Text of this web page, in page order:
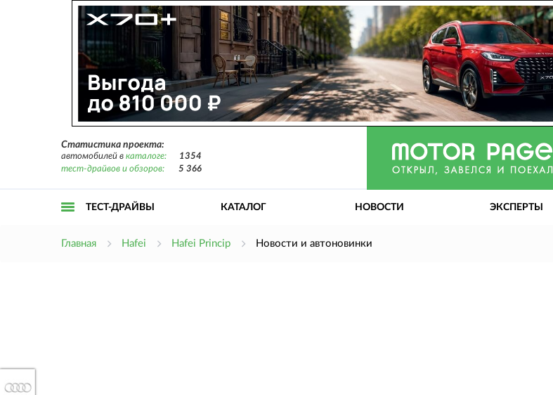
Статистика проекта:
автомобилей в каталоге:
1354
тест-драйвов и обзоров:
5 366
ТЕСТ-ДРАЙВЫ КАТАЛОГ НОВОСТИ ЭКСПЕРТЫ
Главная Hafei Hafei Princip Новости и автоновинки